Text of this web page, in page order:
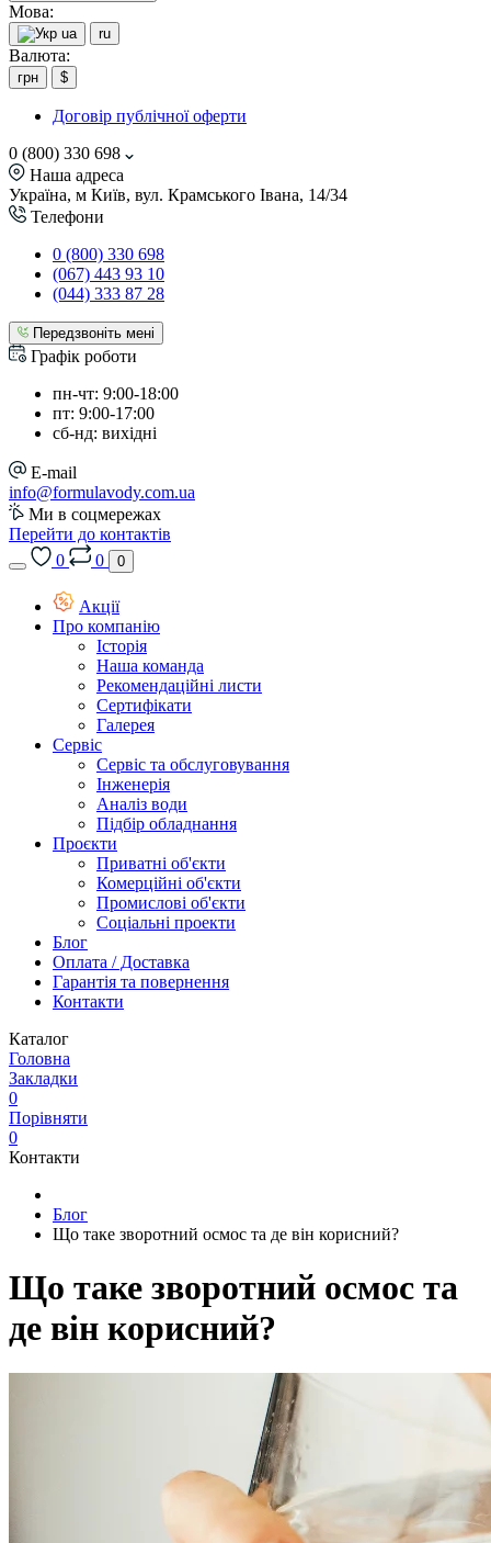
Мова:
ua ru
Валюта:
грн $
Договір публічної оферти
0 (800) 330 698
Наша адреса
Україна, м Київ, вул. Крамського Івана, 14/34
Телефони
0 (800) 330 698
(067) 443 93 10
(044) 333 87 28
Передзвоніть мені
Графік роботи
пн-чт: 9:00-18:00
пт: 9:00-17:00
сб-нд: вихідні
E-mail
info@formulavody.com.ua
Ми в соцмережах
Перейти до контактів
0
0 0
Акції
Про компанію
Історія
Наша команда
Рекомендаційні листи
Сертифікати
Галерея
Сервіс
Сервіс та обслуговування
Інженерія
Аналіз води
Підбір обладнання
Проєкти
Приватні об'єкти
Комерційні об'єкти
Промислові об'єкти
Соціальні проекти
Блог
Оплата / Доставка
Гарантія та повернення
Контакти
Каталог
Головна
Закладки
0
Порівняти
0
Контакти
Блог
Що таке зворотний осмос та де він корисний?
Що таке зворотний осмос та
де він корисний?